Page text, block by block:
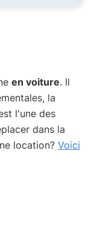
en voiture. Il
la
l'une des
dans la
location? Voici